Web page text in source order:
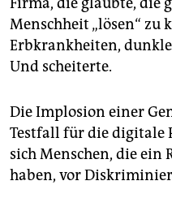
Firma, die glaubte, die
Menschheit „lösen“
Erbkrankheiten,
Und scheiterte.
Die Implosion einer
Testfall für die digitale
sich Menschen, die
haben, vor